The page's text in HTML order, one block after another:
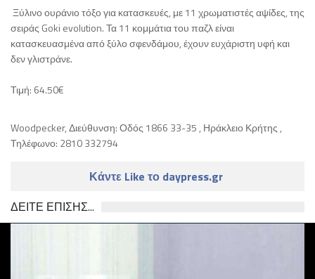
Ξύλινο ουράνιο τόξο για κατασκευές, με 11 χρωματιστές αψίδες, της
σειράς Goki evolution. Τα 11 κομμάτια του παζλ είναι
κατασκευασμένα από ξύλο σφενδάμου, έχουν ευχάριστη υφή και
δεν γλιστράνε.
Τιμή: 64.50€
Woodpecker, Διεύθυνση: Οδός 1866 33-35 , Ηράκλειο Κρήτης ,
Τηλέφωνο: 2810 332794
Κάντε Like το daypress.gr
ΔΕΙΤΕ ΕΠΙΣΗΣ...